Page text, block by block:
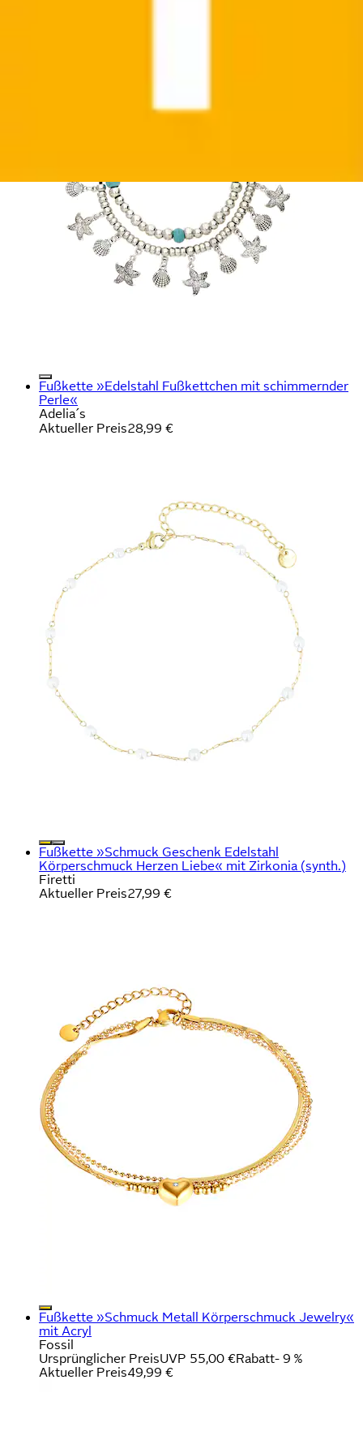
Fußkette »Edelstahl Fußkettchen mit schimmernder
Perle«
Adelia´s
Aktueller Preis28,99 €
Fußkette »Schmuck Geschenk Edelstahl
Körperschmuck Herzen Liebe« mit Zirkonia (synth.)
Firetti
Aktueller Preis27,99 €
Fußkette »Schmuck Metall Körperschmuck Jewelry«
mit Acryl
Fossil
Ursprünglicher PreisUVP 55,00 €Rabatt- 9 %
Aktueller Preis49,99 €